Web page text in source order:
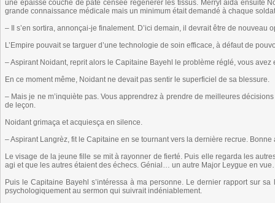
une épaisse couche de pâte censée régénérer les tissus. Merryl aida ensuite
grande connaissance médicale mais un minimum était demandé à chaque
– Il s’en sortira, annonçai-je finalement. D’ici demain, il devrait être de nouveau
L’Empire pouvait se targuer d’une technologie de soin efficace, à défaut de
– Aspirant Noidant, reprit alors le Capitaine Bayehl le problème réglé, vous
En ce moment même, Noidant ne devait pas sentir le superficiel de sa blessure.
– Mais je ne m’inquiète pas. Vous apprendrez à prendre de meilleures
de leçon.
Noidant grimaça et acquiesça en silence.
– Aspirant Langrèz, fit le Capitaine en se tournant vers la dernière recrue.
Le visage de la jeune fille se mit à rayonner de fierté. Puis elle regarda les
agi et que les autres étaient des échecs. Génial… un autre Major Leygue en
Puis le Capitaine Bayehl s’intéressa à ma personne. Le dernier rapport sur
psychologiquement au sermon qui suivrait indéniablement.